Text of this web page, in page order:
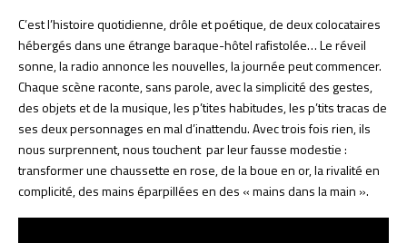
C’est l’histoire quotidienne, drôle et poétique, de deux colocataires
hébergés dans une étrange baraque-hôtel rafistolée… Le réveil
sonne, la radio annonce les nouvelles, la journée peut commencer.
Chaque scène raconte, sans parole, avec la simplicité des gestes,
des objets et de la musique, les p’tites habitudes, les p’tits tracas de
ses deux personnages en mal d’inattendu. Avec trois fois rien, ils
nous surprennent, nous touchent par leur fausse modestie :
transformer une chaussette en rose, de la boue en or, la rivalité en
complicité, des mains éparpillées en des « mains dans la main ».